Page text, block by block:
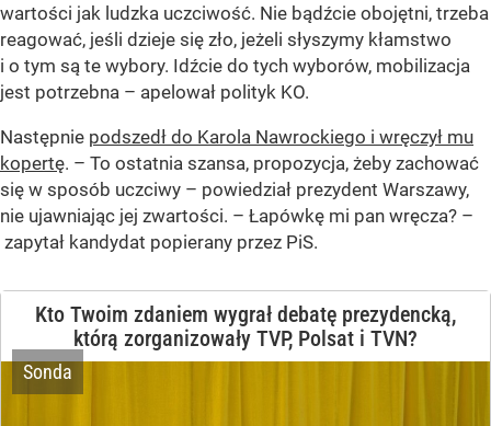
wartości jak ludzka uczciwość. Nie bądźcie obojętni, trzeba
reagować, jeśli dzieje się zło, jeżeli słyszymy kłamstwo
i o tym są te wybory. Idźcie do tych wyborów, mobilizacja
jest potrzebna – apelował polityk KO.
Następnie podszedł do Karola Nawrockiego i wręczył mu
kopertę. – To ostatnia szansa, propozycja, żeby zachować
się w sposób uczciwy – powiedział prezydent Warszawy,
nie ujawniając jej zwartości. – Łapówkę mi pan wręcza? –
zapytał kandydat popierany przez PiS.
Artur Bartoszewicz
Magdalena Biejat
Grzegorz Braun
Szymon Hołownia
Marek Jakubiak
Sławomir Mentzen
Kto Twoim zdaniem wygrał debatę prezydencką,
którą zorganizowały TVP, Polsat i TVN?
Sonda